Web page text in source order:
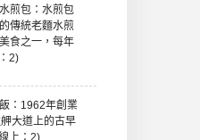
煎包：水煎包
傳統老麵水煎
食之一，每年
2)
：1962年創業
大道上的古早
上：2)